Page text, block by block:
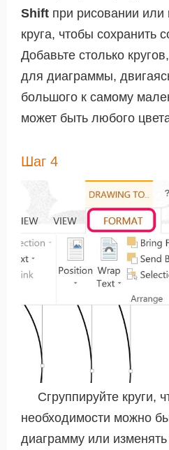
Shift при рисовании
круга, чтобы сохранить
Добавьте столько
для диаграммы,
большого к самому
может быть любого
Шаг 4
Сгруппируйте круги,
необходимости можно
диаграмму или